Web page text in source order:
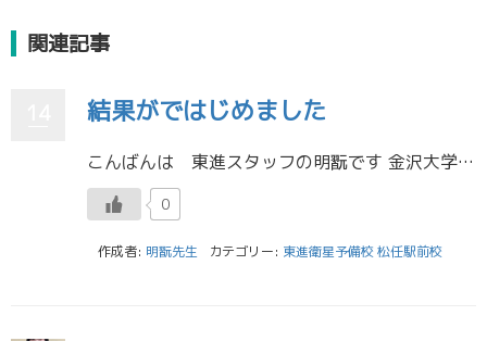
関連記事
結果がではじめました
こんばんは 東進スタッフの明翫です 金沢大学のKUGSの合格をはじめ、国立の推薦入試の結果がではじめました！！ 私立入試の合格も続々とではじめています！！ ここで進学先が決定したみなさんの喜ぶ姿、副担任の先生と合格の写真 […]
0
作成者: 明翫先生 カテゴリー: 東進衛星予備校 松任駅前校